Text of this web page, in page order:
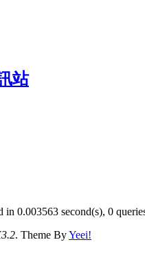
in 0.003563 second(s), 0
. Theme ByYeei!